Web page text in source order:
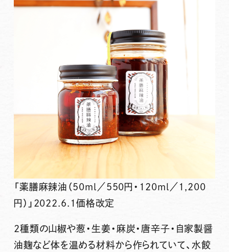
「薬膳麻辣油（50ml／550円・120ml／1,200
円）」2022.6.1価格改定
2種類の山椒や葱・生姜・麻炭・唐辛子・自家製醤
油麹など体を温める材料から作られていて、水餃